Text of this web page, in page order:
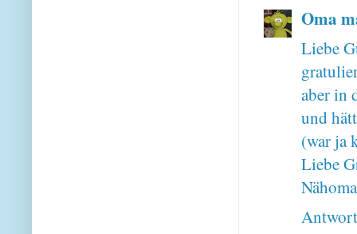
Oma
Liebe
aber in
und
(war ja
Liebe
Nähoma